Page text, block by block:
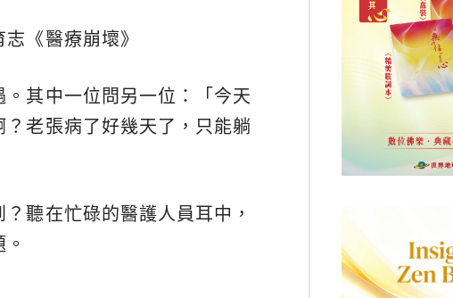
《醫療崩壞》
其中一位問另一位：「今天
老張病了好幾天了，只能躺
聽在忙碌的醫護人員耳中，